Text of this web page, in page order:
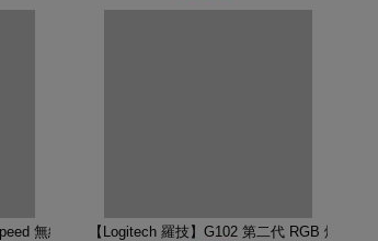
無線電競遊戲滑鼠 莫藍紫
【Logitech 羅技】G102 第二代 RGB 炫彩遊